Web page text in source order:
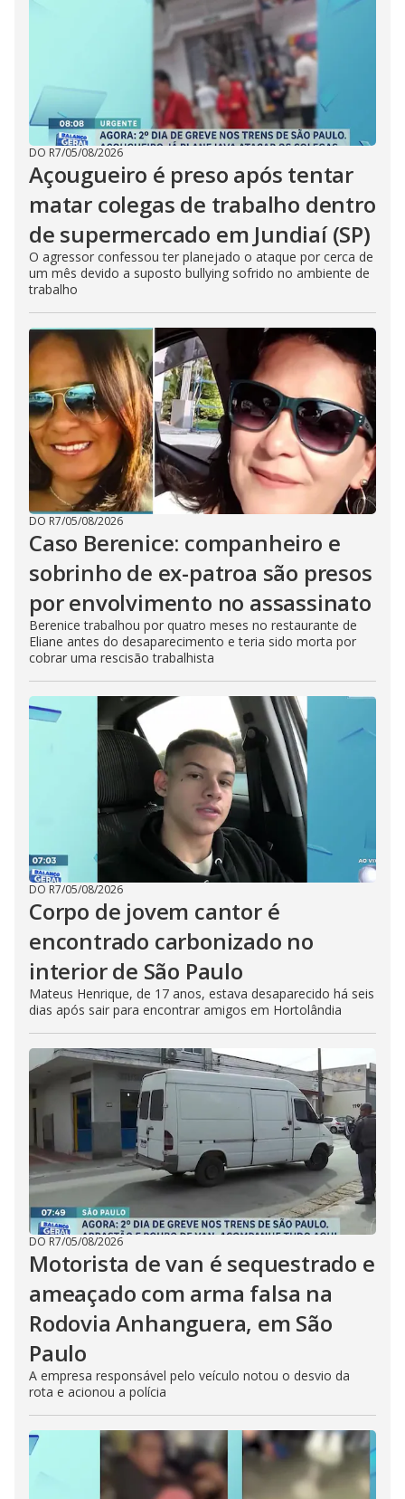
DO R7/05/08/2026
Açougueiro é preso após tentar
matar colegas de trabalho dentro
de supermercado em Jundiaí (SP)
O agressor confessou ter planejado o ataque por cerca de
um mês devido a suposto bullying sofrido no ambiente de
trabalho
DO R7/05/08/2026
Caso Berenice: companheiro e
sobrinho de ex-patroa são presos
por envolvimento no assassinato
Berenice trabalhou por quatro meses no restaurante de
Eliane antes do desaparecimento e teria sido morta por
cobrar uma rescisão trabalhista
DO R7/05/08/2026
Corpo de jovem cantor é
encontrado carbonizado no
interior de São Paulo
Mateus Henrique, de 17 anos, estava desaparecido há seis
dias após sair para encontrar amigos em Hortolândia
DO R7/05/08/2026
Motorista de van é sequestrado e
ameaçado com arma falsa na
Rodovia Anhanguera, em São
Paulo
A empresa responsável pelo veículo notou o desvio da
rota e acionou a polícia